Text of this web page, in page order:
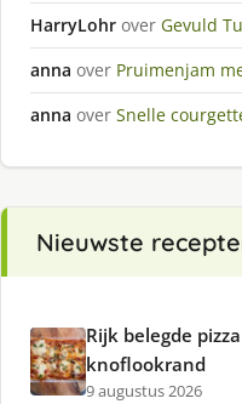
HarryLohr over Gevuld
anna over Pruimenjam
anna over Snelle
Nieuwste
Rijk belegde
knoflookrand
9 augustus 2026